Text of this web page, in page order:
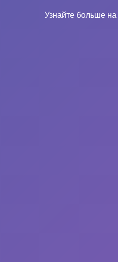
Узнайте больше на